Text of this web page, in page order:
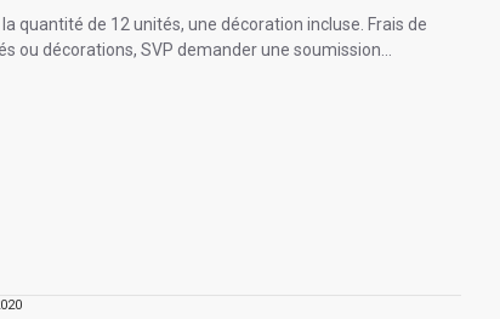
de 12 unités, une décoration incluse. Frais de
décorations, SVP demander une soumission...